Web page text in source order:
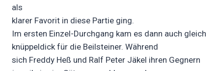
als
klarer Favorit in diese Partie ging.
Im ersten Einzel-Durchgang kam es dann auch gleich
knüppeldick für die Beilsteiner. Während
sich Freddy Heß und Ralf Peter Jäkel ihren Gegnern